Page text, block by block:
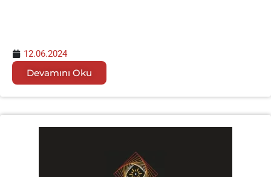
12.06.2024
Devamını Oku